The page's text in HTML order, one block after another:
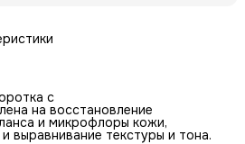
с
на восстановление
и микрофлоры кожи,
выравнивание текстуры и тона.